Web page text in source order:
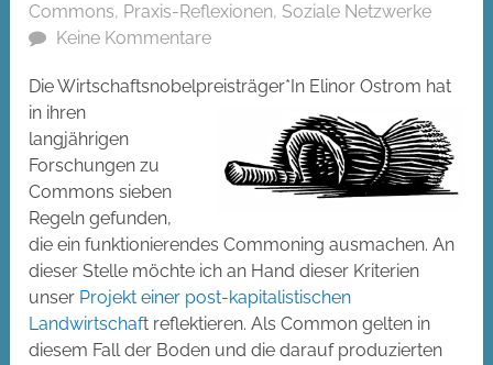
Commons, Praxis-Reflexionen, Soziale Netzwerke
Keine Kommentare
Die Wirtschaftsnobelpreisträger*In Elinor Ostrom hat
in ihren
langjährigen
Forschungen zu
Commons sieben
Regeln gefunden,
die ein funktionierendes Commoning ausmachen. An
dieser Stelle möchte ich an Hand dieser Kriterien
unser Projekt einer post-kapitalistischen
Landwirtschaft reflektieren. Als Common gelten in
diesem Fall der Boden und die darauf produzierten